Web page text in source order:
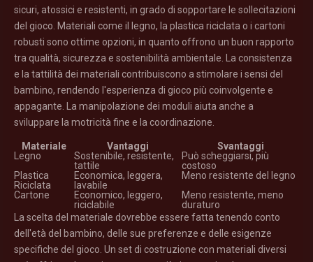
sicuri, atossici e resistenti, in grado di sopportare le sollecitazioni
del gioco. Materiali come il legno, la plastica riciclata o i cartoni
robusti sono ottime opzioni, in quanto offrono un buon rapporto
tra qualità, sicurezza e sostenibilità ambientale. La consistenza
e la tattilità dei materiali contribuiscono a stimolare i sensi del
bambino, rendendo l'esperienza di gioco più coinvolgente e
appagante. La manipolazione dei moduli aiuta anche a
sviluppare la motricità fine e la coordinazione.
Materiale Vantaggi
Svantaggi
Legno
Sostenibile, resistente,
tattile
Può scheggiarsi, più
costoso
Plastica
Riciclata
Economica, leggera,
lavabile
Meno resistente del legno
Cartone
Economico, leggero,
riciclabile
Meno resistente, meno
duraturo
La scelta del materiale dovrebbe essere fatta tenendo conto
dell'età del bambino, delle sue preferenze e delle esigenze
specifiche del gioco. Un set di costruzione con materiali diversi